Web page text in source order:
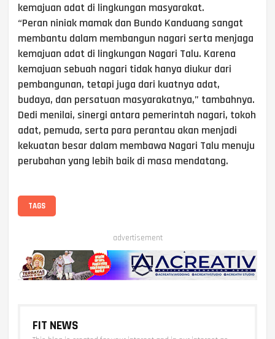
kemajuan adat di lingkungan masyarakat.
“Peran niniak mamak dan Bundo Kanduang sangat
membantu dalam membangun nagari serta menjaga
kemajuan adat di lingkungan Nagari Talu. Karena
kemajuan sebuah nagari tidak hanya diukur dari
pembangunan, tetapi juga dari kuatnya adat,
budaya, dan persatuan masyarakatnya,” tambahnya.
Dedi menilai, sinergi antara pemerintah nagari, tokoh
adat, pemuda, serta para perantau akan menjadi
kekuatan besar dalam membawa Nagari Talu menuju
perubahan yang lebih baik di masa mendatang.
TAGS
advertisement
FIT NEWS